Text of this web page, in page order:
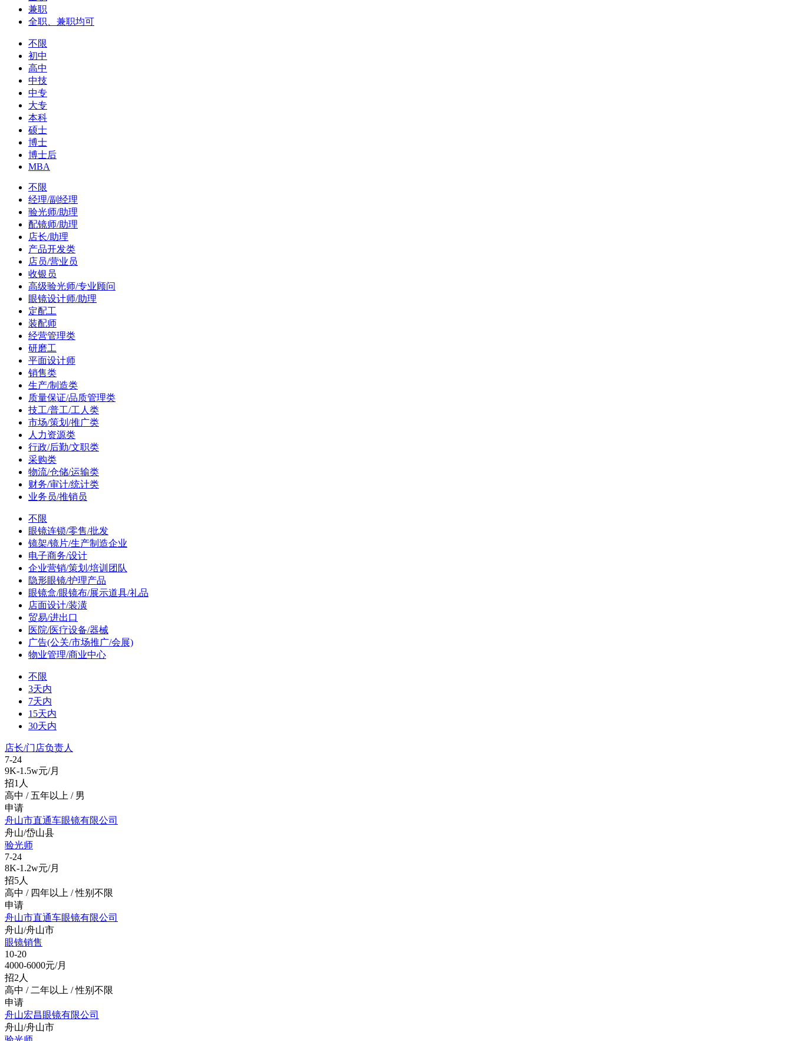
兼职
全职、兼职均可
不限
初中
高中
中技
中专
大专
本科
硕士
博士
博士后
MBA
不限
经理/副经理
验光师/助理
配镜师/助理
店长/助理
产品开发类
店员/营业员
收银员
高级验光师/专业顾问
眼镜设计师/助理
定配工
装配师
经营管理类
研磨工
平面设计师
销售类
生产/制造类
质量保证/品质管理类
技工/普工/工人类
市场/策划/推广类
人力资源类
行政/后勤/文职类
采购类
物流/仓储/运输类
财务/审计/统计类
业务员/推销员
不限
眼镜连锁/零售/批发
镜架/镜片/生产制造企业
电子商务/设计
企业营销/策划/培训团队
隐形眼镜/护理产品
眼镜盒/眼镜布/展示道具/礼品
店面设计/装潢
贸易/进出口
医院/医疗设备/器械
广告(公关/市场推广/会展)
物业管理/商业中心
不限
3天内
7天内
15天内
30天内
店长/门店负责人
7-24
9K-1.5w元/月
招1人
高中 / 五年以上 / 男
申请
舟山市直通车眼镜有限公司
舟山/岱山县
验光师
7-24
8K-1.2w元/月
招5人
高中 / 四年以上 / 性别不限
申请
舟山市直通车眼镜有限公司
舟山/舟山市
眼镜销售
10-20
4000-6000元/月
招2人
高中 / 二年以上 / 性别不限
申请
舟山宏昌眼镜有限公司
舟山/舟山市